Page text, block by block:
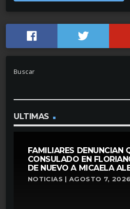
Buscar
ULTIMAS
FAMILIARES DENUNCIAN
CONSULADO EN
DE NUEVO A MICAELA
NOTICIAS | AGOSTO 7, 2026